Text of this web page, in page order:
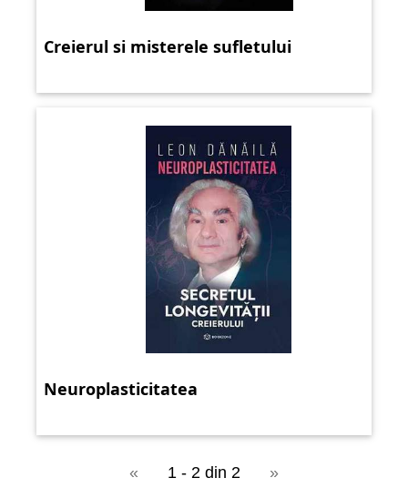
Creierul si misterele sufletului
Neuroplasticitatea
« 1 - 2 din 2 »